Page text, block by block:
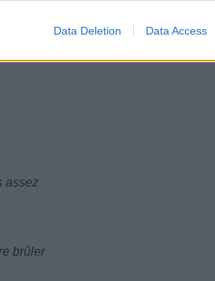
Data Deletion Data Access
assez
brûler